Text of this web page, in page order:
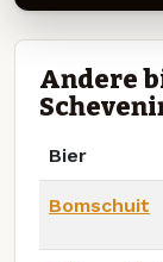
Andere
Bier
Bomschuit